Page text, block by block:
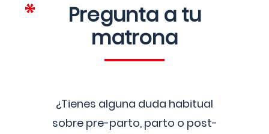
Pregunta a tu
matrona
¿Tienes alguna duda habitual
sobre pre-parto, parto o post-